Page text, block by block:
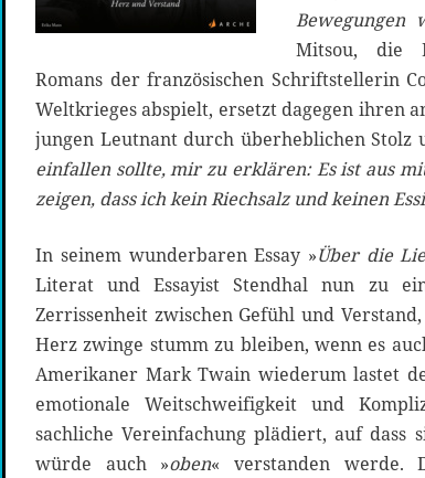
Mitsou, die
Romans der französischen Schriftstellerin
Weltkrieges abspielt, ersetzt dagegen ihren
jungen Leutnant durch überheblichen Stolz
einfallen sollte, mir zu erklären: Es ist aus
zeigen, dass ich kein Riechsalz und keinen
In seinem wunderbaren Essay »Über die
Literat und Essayist Stendhal nun zu
Zerrissenheit zwischen Gefühl und
Herz zwinge stumm zu bleiben, wenn es
Amerikaner Mark Twain wiederum lastet
emotionale Weitschweifigkeit und
sachliche Vereinfachung plädiert, auf dass
würde auch »oben« verstanden werde.